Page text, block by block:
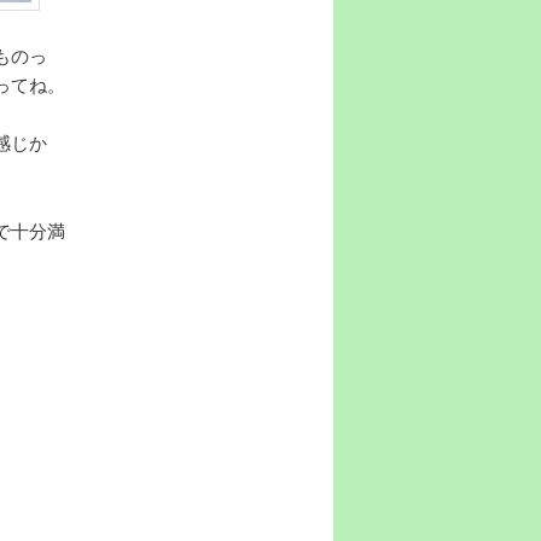
のっ
ね。
じか
十分満